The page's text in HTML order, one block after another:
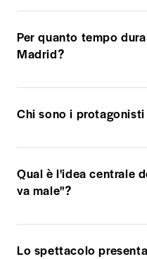
Per quanto tempo
Madrid?
Chi sono i
Qual è l'idea centrale
va male"?
Lo spettacolo